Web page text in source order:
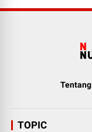
TOPIC